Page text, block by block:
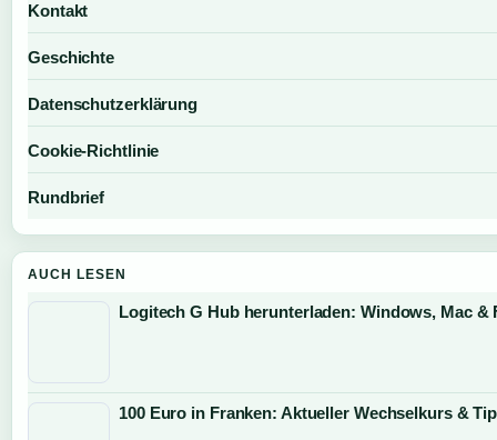
Kontakt
Geschichte
Datenschutzerklärung
Cookie-Richtlinie
Rundbrief
AUCH LESEN
Logitech G Hub herunterladen: Windows, Mac &
100 Euro in Franken: Aktueller Wechselkurs &